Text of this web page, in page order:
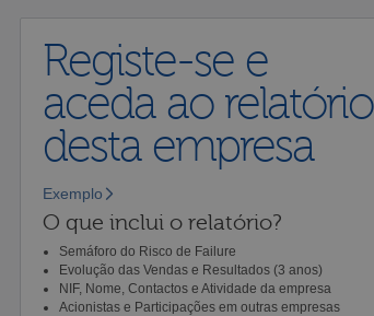
Registe-se e
aceda ao relatório
desta empresa
Exemplo
O que inclui o relatório?
Semáforo do Risco de Failure
Evolução das Vendas e Resultados (3 anos)
NIF, Nome, Contactos e Atividade da empresa
Acionistas e Participações em outras empresas